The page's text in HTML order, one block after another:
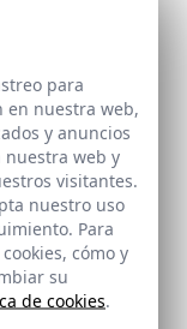
para
en nuestra web,
y anuncios
nuestra web y
visitantes.
nuestro uso
Para
cómo y
su
de cookies.